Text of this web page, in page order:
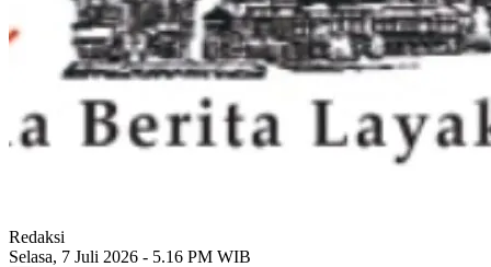
Redaksi
Selasa, 7 Juli 2026 - 5.16 PM WIB